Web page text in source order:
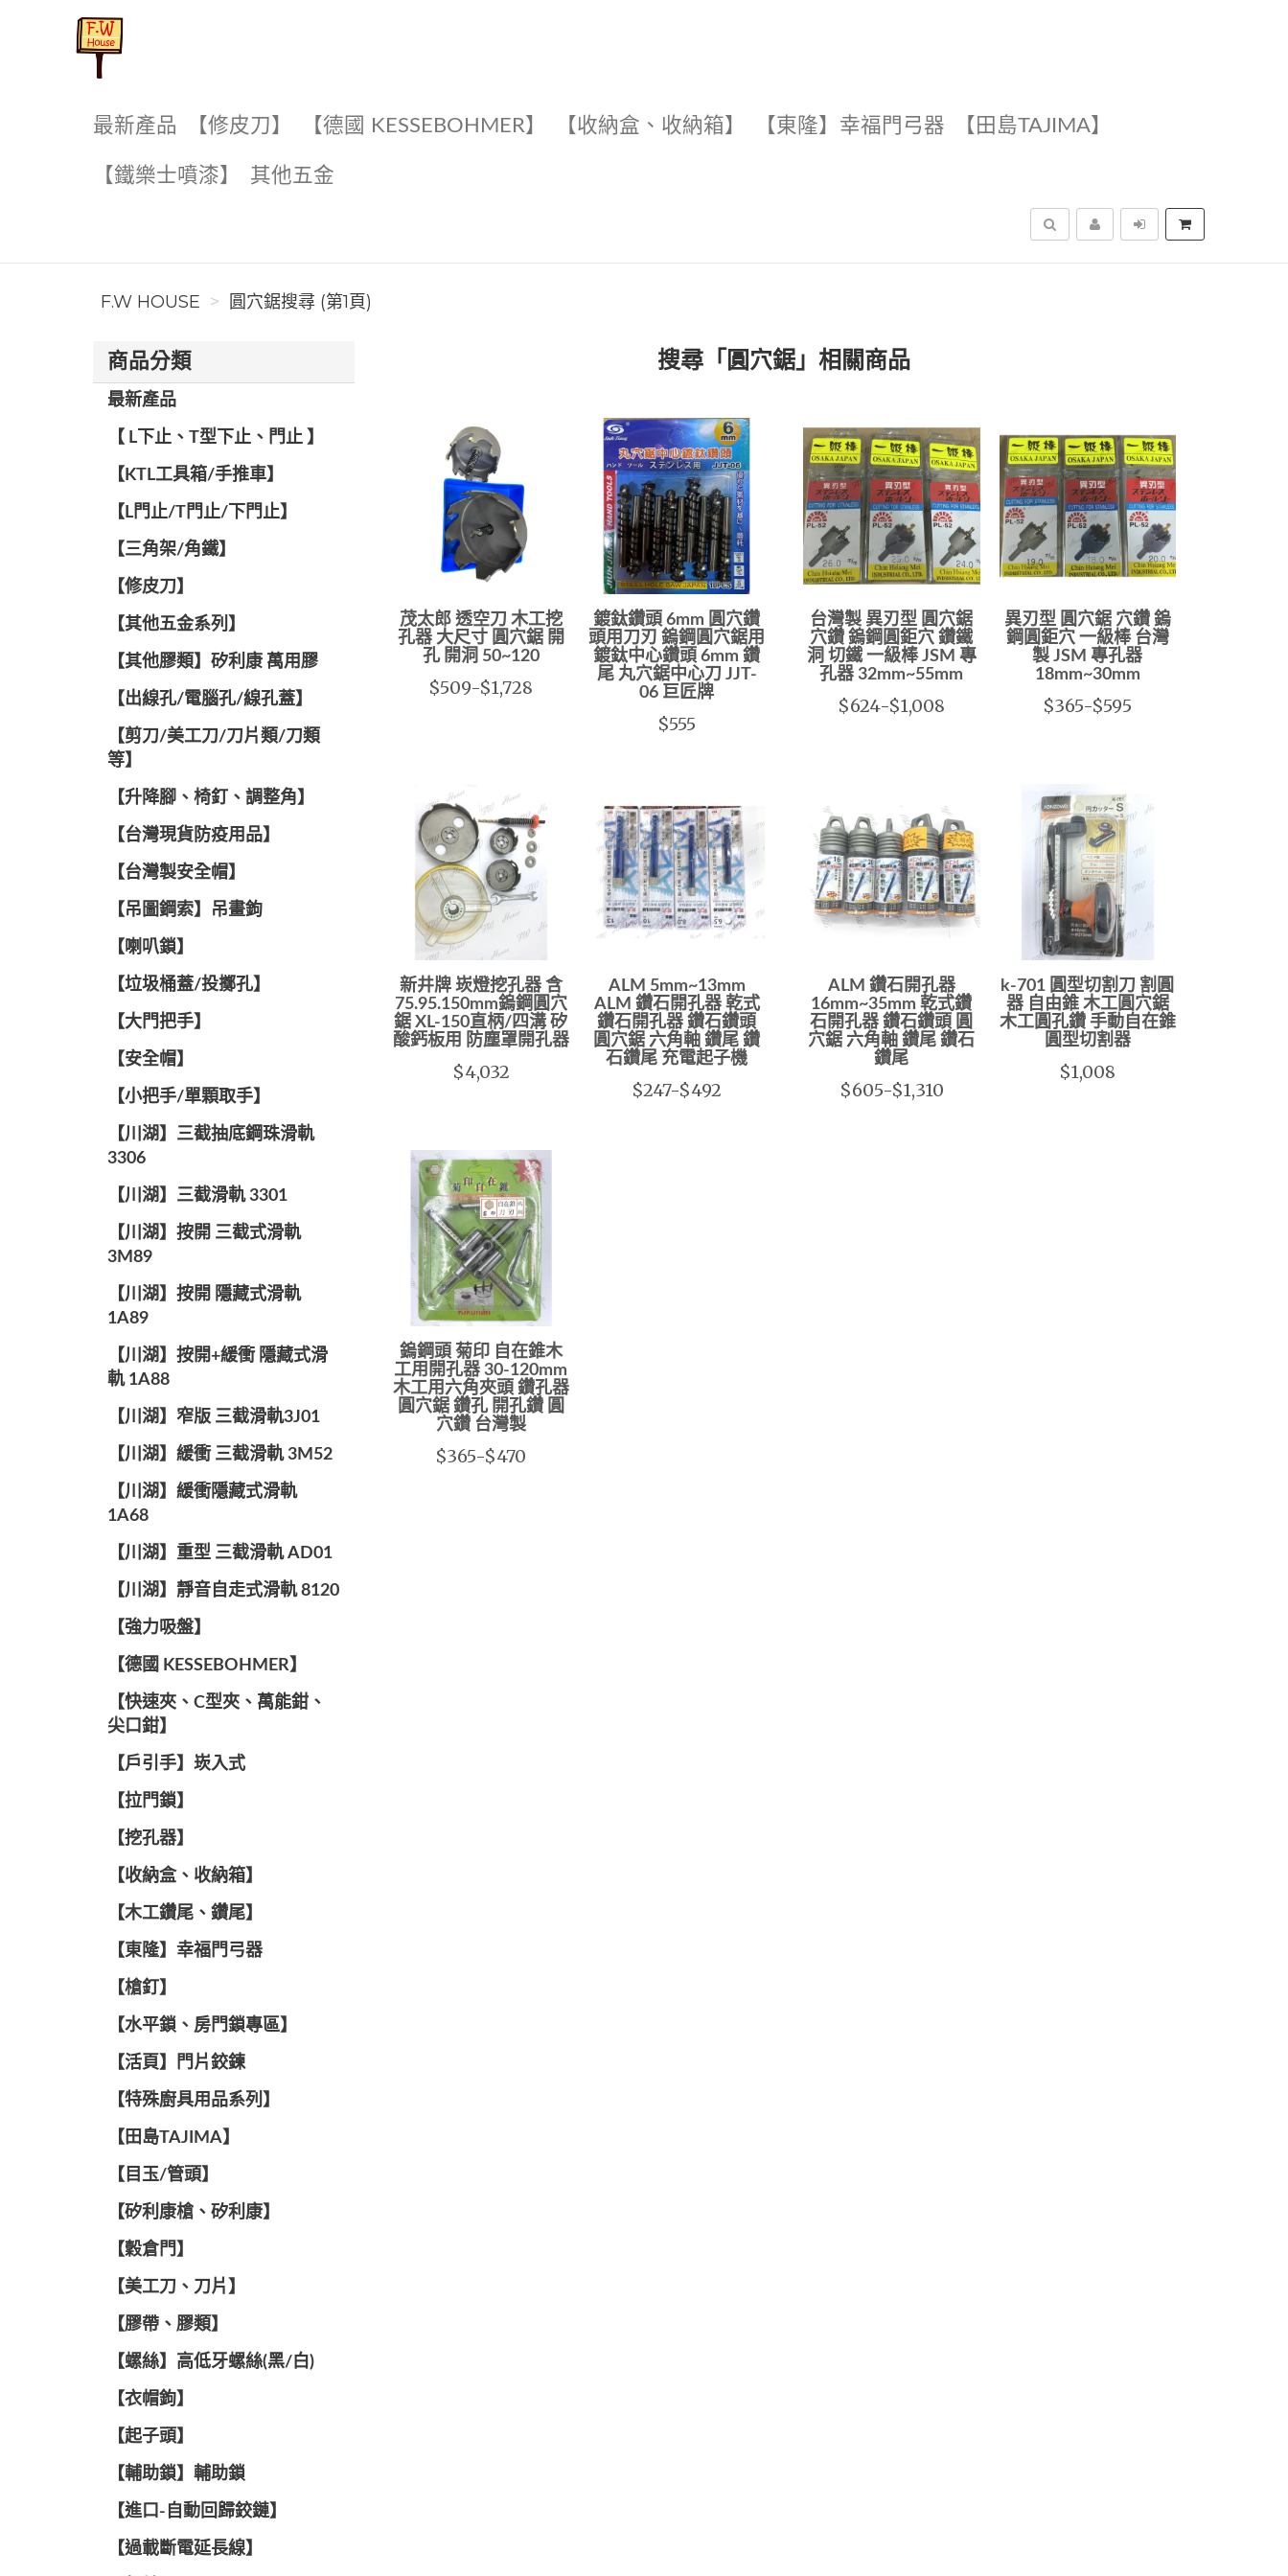
最新產品 【修皮刀】 【德國 KESSEBOHMER】 【收納盒、收納箱】 【東隆】幸福門弓器 【田島TAJIMA】
【鐵樂士噴漆】 其他五金
搜尋
F.W HOUSE 圓穴鋸搜尋 (第1頁)
商品分類
最新產品
【 L下止、T型下止、門止 】
【KTL工具箱/手推車】
【L門止/T門止/下門止】
【三角架/角鐵】
【修皮刀】
【其他五金系列】
【其他膠類】矽利康 萬用膠
【出線孔/電腦孔/線孔蓋】
【剪刀/美工刀/刀片類/刀類
等】
【升降腳、椅釘、調整角】
【台灣現貨防疫用品】
【台灣製安全帽】
【吊圖鋼索】吊畫鉤
【喇叭鎖】
【垃圾桶蓋/投擲孔】
【大門把手】
【安全帽】
【小把手/單顆取手】
【川湖】三截抽底鋼珠滑軌
3306
【川湖】三截滑軌 3301
【川湖】按開 三截式滑軌
3M89
【川湖】按開 隱藏式滑軌
1A89
【川湖】按開+緩衝 隱藏式滑
軌 1A88
【川湖】窄版 三截滑軌3J01
【川湖】緩衝 三截滑軌 3M52
【川湖】緩衝隱藏式滑軌
1A68
【川湖】重型 三截滑軌 AD01
【川湖】靜音自走式滑軌 8120
【強力吸盤】
【德國 KESSEBOHMER】
【快速夾、C型夾、萬能鉗、
尖口鉗】
【戶引手】崁入式
【拉門鎖】
【挖孔器】
【收納盒、收納箱】
【木工鑽尾、鑽尾】
【東隆】幸福門弓器
【槍釘】
【水平鎖、房門鎖專區】
【活頁】門片鉸鍊
【特殊廚具用品系列】
【田島TAJIMA】
【目玉/管頭】
【矽利康槍、矽利康】
【穀倉門】
【美工刀、刀片】
【膠帶、膠類】
【螺絲】高低牙螺絲(黑/白)
【衣帽鉤】
【起子頭】
【輔助鎖】輔助鎖
【進口-自動回歸鉸鏈】
【過載斷電延長線】
搜尋「圓穴鋸」相關商品
茂太郎 透空刀 木工挖
孔器 大尺寸 圓穴鋸 開
孔 開洞 50~120
$509-$1,728
鍍鈦鑽頭 6mm 圓穴鑽
頭用刀刃 鎢鋼圓穴鋸用
鍍鈦中心鑽頭 6mm 鑽
尾 丸穴鋸中心刀 JJT-
06 巨匠牌
$555
台灣製 異刃型 圓穴鋸
穴鑽 鎢鋼圓鉅穴 鑽鐵
洞 切鐵 一級棒 JSM 專
孔器 32mm~55mm
$624-$1,008
異刃型 圓穴鋸 穴鑽 鎢
鋼圓鉅穴 一級棒 台灣
製 JSM 專孔器
18mm~30mm
$365-$595
新井牌 崁燈挖孔器 含
75.95.150mm鎢鋼圓穴
鋸 XL-150直柄/四溝 矽
酸鈣板用 防塵罩開孔器
$4,032
ALM 5mm~13mm
ALM 鑽石開孔器 乾式
鑽石開孔器 鑽石鑽頭
圓穴鋸 六角軸 鑽尾 鑽
石鑽尾 充電起子機
$247-$492
ALM 鑽石開孔器
16mm~35mm 乾式鑽
石開孔器 鑽石鑽頭 圓
穴鋸 六角軸 鑽尾 鑽石
鑽尾
$605-$1,310
k-701 圓型切割刀 割圓
器 自由錐 木工圓穴鋸
木工圓孔鑽 手動自在錐
圓型切割器
$1,008
鎢鋼頭 菊印 自在錐木
工用開孔器 30-120mm
木工用六角夾頭 鑽孔器
圓穴鋸 鑽孔 開孔鑽 圓
穴鑽 台灣製
$365-$470